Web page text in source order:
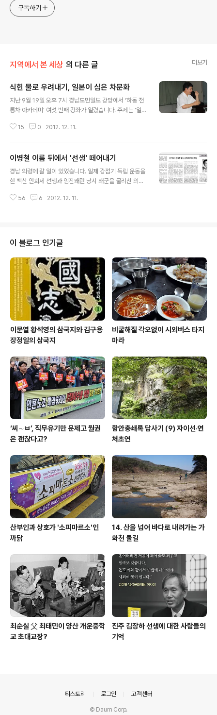
구독하기
지역에서 본 세상 의 다른 글 더보기
식힌 물로 우려내기, 일본이 심은 차문화
지난 9월 19일 오후 7시 경남도민일보 강당에서 ‘하동 전
통차 아카데미’ 여섯 번째 강좌가 열렸습니다. 주제는 ‘일본
화컨텐츠학과 교수였는데 우스개와 몸짓을 섞어가며 무거
정리해 올렸는데 민 기자가 편집국의 갱상도 문화학교 추
진단에서 신문홍보팀 팀장으로 승진해 자리를 옮기면서 제
가 이렇게 정리하게 됐습니다. 녹차라 이르면서 먼저 상품
를 수입해 갈 때 블랙티(=홍차)와 구분할 필요가 있어 그린
15 0 2012. 12. 11.
이병철 이름 뒤에서 '선생' 떼어내기
경남 의령에 갈 일이 있었습니다. 일제 강점기 독립 운동을
한 백산 안희제 선생과 임진왜란 당시 왜군을 물리친 의병
장 먼저 눈에 띈 안내판은 우습게도 '호암 이병철 선생 생
니다. 그런데 알고 보면 삼성 재벌을 창업한 바로 그 '이병
철'이랍니다. 의령은 임진왜란 때 의병을 이끈 망우당 곽재
우 장군과 일제강점기 독립운동에 온 몸과 마음을 바친 백
산 안희제 선생이 태어난 땅일 뿐만 아니라, 우리나라 최대
재벌을 만든 이병철이 태어난 땅이기도 합니다. 이병철은,
지금 삼성 재벌 회장..
56 6 2012. 12. 11.
이 블로그 인기글
이문열 황석영의 삼국지와 김구용
장정일의 삼국지
비굴해질 각오없이 시외버스 타지
마라
‘씨∼ㅂ’, 직무유기만 문제고 월권
은 괜찮다고?
함안총쇄록 답사기 (9) 자이선·연
처초연
산부인과 상호가 '소피마르소'인
까닭
14. 산을 넘어 바다로 내려가는 가
화천 물길
최순실 父 최태민이 양산 개운중학
교 초대교장?
진주 김장하 선생에 대한 사람들의
기억
티스토리 로그인 고객센터
© Daum Corp.